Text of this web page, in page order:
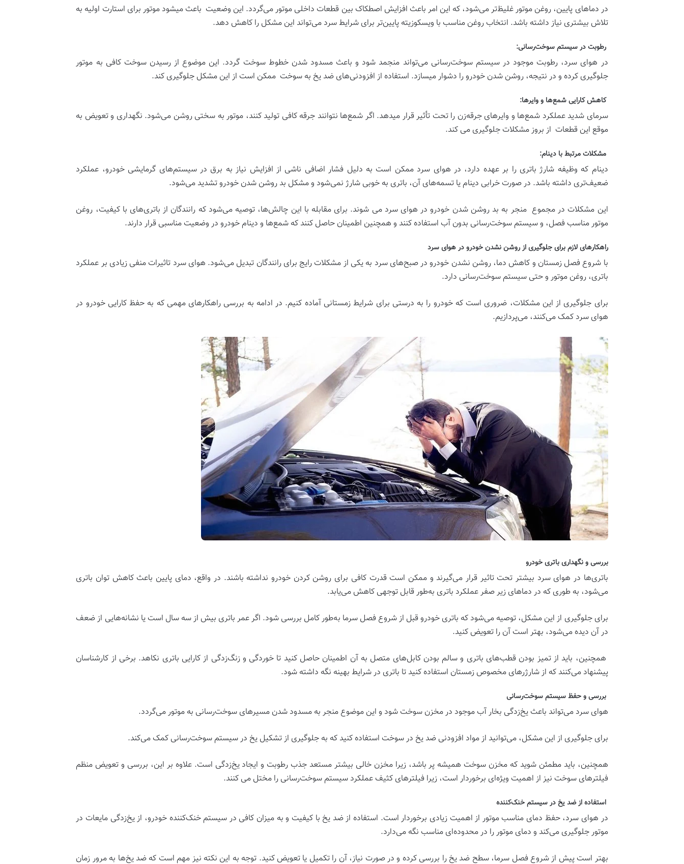
در دماهای پایین، روغن موتور غلیظ‌تر می‌شود، که این امر باعث افزایش اصطکاک بین قطعات داخلی موتور می‌گردد. این وضعیت باعث میشود موتور برای استارت اولیه به
تلاش بیشتری نیاز داشته باشد. انتخاب روغن مناسب با ویسکوزیته پایین‌تر برای شرایط سرد می‌تواند این مشکل را کاهش دهد.
رطوبت در سیستم سوخت‌رسانی:‌
در هوای سرد، رطوبت موجود در سیستم سوخت‌رسانی می‌تواند منجمد شود و باعث مسدود شدن خطوط سوخت گردد. این موضوع از رسیدن سوخت کافی به موتور
جلوگیری کرده و در نتیجه، روشن شدن خودرو را دشوار میسازد. استفاده از افزودنی‌های ضد یخ به سوخت ممکن است از این مشکل جلوگیری کند.
‌کاهش کارایی شمع‌ها و وایرها:‌
سرمای شدید عملکرد شمع‌ها و وایرهای جرقه‌زن را تحت تأثیر قرار میدهد. اگر شمع‌ها نتوانند جرقه کافی تولید کنند، موتور به سختی روشن می‌شود. نگهداری و تعویض به
موقع این قطعات از بروز مشکلات جلوگیری می کند.
مشکلات مرتبط با دینام:‌
دینام که وظیفه شارژ باتری را بر عهده دارد، در هوای سرد ممکن است به دلیل فشار اضافی ناشی از افزایش نیاز به برق در سیستم‌های گرمایشی خودرو، عملکرد
ضعیف‌تری داشته باشد. در صورت خرابی دینام یا تسمه‌های آن، باتری به خوبی شارژ نمی‌شود و مشکل بد روشن شدن خودرو تشدید می‌شود.
این مشکلات در مجموع منجر به بد روشن شدن خودرو در هوای سرد می شوند. برای مقابله با این چالش‌ها، توصیه می‌شود که رانندگان از باتری‌های با کیفیت، روغن
موتور مناسب فصل، و سیستم سوخت‌رسانی بدون آب استفاده کنند و همچنین اطمینان حاصل کنند که شمع‌ها و دینام خودرو در وضعیت مناسبی قرار دارند.
راهکارهای لازم برای جلوگیری از روشن نشدن خودرو در هوای سرد
با شروع فصل زمستان و کاهش دما، روشن نشدن خودرو در صبح‌های سرد به یکی از مشکلات رایج برای رانندگان تبدیل می‌شود. هوای سرد تاثیرات منفی زیادی بر عملکرد
باتری، روغن موتور و حتی سیستم سوخت‌رسانی دارد.
برای جلوگیری از این مشکلات، ضروری است که خودرو را به درستی برای شرایط زمستانی آماده کنیم. در ادامه به بررسی راهکارهای مهمی که به حفظ کارایی خودرو در
هوای سرد کمک می‌کنند، می‌پردازیم.
بررسی و نگهداری باتری خودرو‌
باتری‌ها در هوای سرد بیشتر تحت تاثیر قرار می‌گیرند و ممکن است قدرت کافی برای روشن کردن خودرو نداشته باشند. در واقع، دمای پایین باعث کاهش توان باتری
می‌شود، به طوری که در دماهای زیر صفر عملکرد باتری به‌طور قابل توجهی کاهش می‌یابد.
برای جلوگیری از این مشکل، توصیه می‌شود که باتری خودرو قبل از شروع فصل سرما به‌طور کامل بررسی شود. اگر عمر باتری بیش از سه سال است یا نشانه‌هایی از ضعف
در آن دیده می‌شود، بهتر است آن را تعویض کنید.
همچنین، باید از تمیز بودن قطب‌های باتری و سالم بودن کابل‌های متصل به آن اطمینان حاصل کنید تا خوردگی و زنگ‌زدگی از کارایی باتری نکاهد. برخی از کارشناسان
پیشنهاد می‌کنند که از شارژرهای مخصوص زمستان استفاده کنید تا باتری در شرایط بهینه نگه داشته شود.
‌بررسی و حفظ سیستم سوخت‌رسانی‌
هوای سرد می‌تواند باعث یخ‌زدگی بخار آب موجود در مخزن سوخت شود و این موضوع منجر به مسدود شدن مسیرهای سوخت‌رسانی به موتور می‌گردد.
برای جلوگیری از این مشکل، می‌توانید از مواد افزودنی ضد یخ در سوخت استفاده کنید که به جلوگیری از تشکیل یخ در سیستم سوخت‌رسانی کمک می‌کند.
همچنین، باید مطمئن شوید که مخزن سوخت همیشه پر باشد، زیرا مخزن خالی بیشتر مستعد جذب رطوبت و ایجاد یخ‌زدگی است. علاوه بر این، بررسی و تعویض منظم
فیلترهای سوخت نیز از اهمیت ویژه‌ای برخوردار است، زیرا فیلترهای کثیف عملکرد سیستم سوخت‌رسانی را مختل می کنند.
‌استفاده از ضد یخ در سیستم خنک‌کننده‌
در هوای سرد، حفظ دمای مناسب موتور از اهمیت زیادی برخوردار است. استفاده از ضد یخ با کیفیت و به میزان کافی در سیستم خنک‌کننده خودرو، از یخ‌زدگی مایعات در
موتور جلوگیری می‌کند و دمای موتور را در محدوده‌ای مناسب نگه می‌دارد.
بهتر است پیش از شروع فصل سرما، سطح ضد یخ را بررسی کرده و در صورت نیاز، آن را تکمیل یا تعویض کنید. توجه به این نکته نیز مهم است که ضد یخ‌ها به مرور زمان